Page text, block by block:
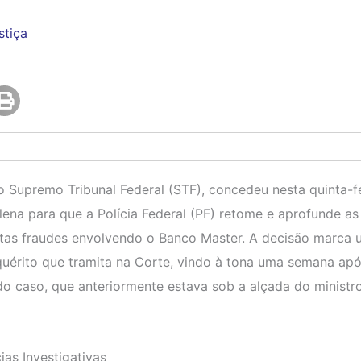
Supremo Tribunal Federal (STF), concedeu nesta quinta-
para que a Polícia Federal (PF) retome e aprofunde as
fraudes envolvendo o Banco Master. A decisão marca
que tramita na Corte, vindo à tona uma semana
caso, que anteriormente estava sob a alçada do
Investigativas